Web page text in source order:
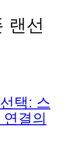
랜선
택: 스
결의